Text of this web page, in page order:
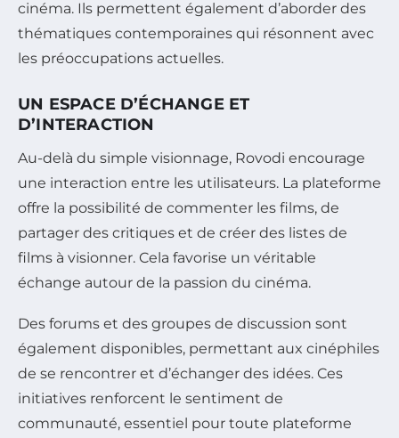
cinéma. Ils permettent également d’aborder des
thématiques contemporaines qui résonnent avec
les préoccupations actuelles.
UN ESPACE D’ÉCHANGE ET
D’INTERACTION
Au-delà du simple visionnage, Rovodi encourage
une interaction entre les utilisateurs. La plateforme
offre la possibilité de commenter les films, de
partager des critiques et de créer des listes de
films à visionner. Cela favorise un véritable
échange autour de la passion du cinéma.
Des forums et des groupes de discussion sont
également disponibles, permettant aux cinéphiles
de se rencontrer et d’échanger des idées. Ces
initiatives renforcent le sentiment de
communauté, essentiel pour toute plateforme